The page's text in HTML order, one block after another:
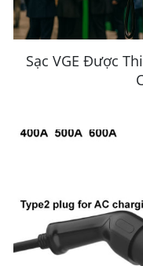
Sạc VGE Được